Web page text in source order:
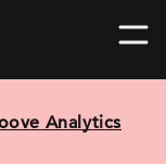
Analytics